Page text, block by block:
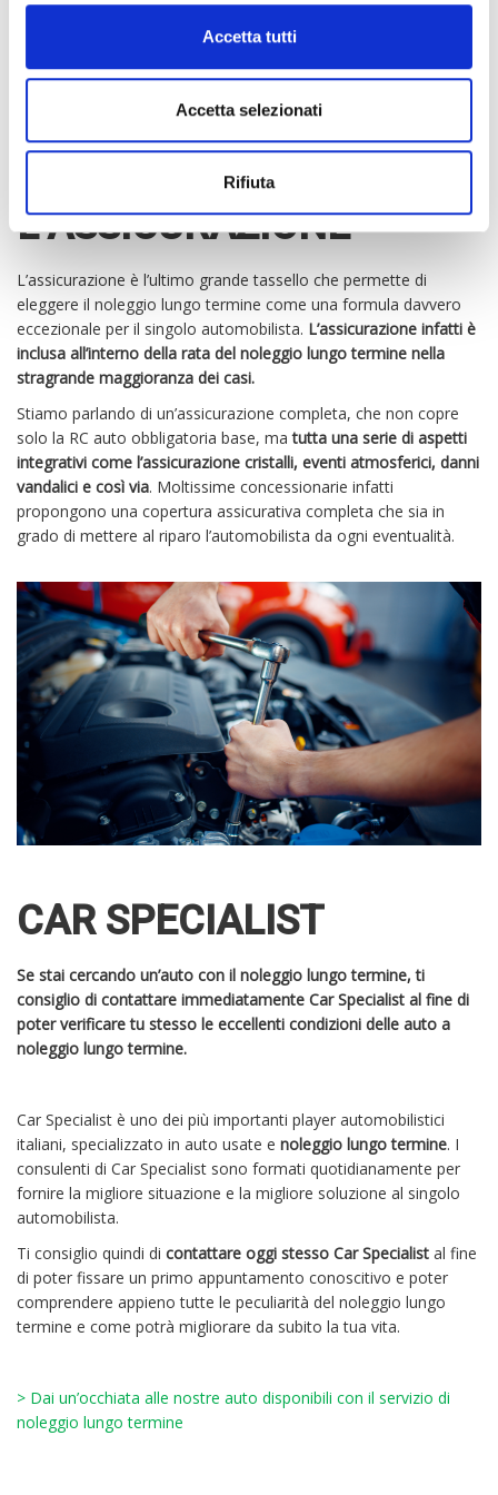
Accetta tutti
Accetta selezionati
Rifiuta
automobilista di non dover pagare alcunché in più rispetto alla
VANTAGGI NOLEGGIO
LUNGO TERMINE:
L’ASSICURAZIONE
L’assicurazione è l’ultimo grande tassello che permette di
eleggere il noleggio lungo termine come una formula davvero
eccezionale per il singolo automobilista. L’assicurazione infatti è
inclusa all’interno della rata del noleggio lungo termine nella
stragrande maggioranza dei casi.
Stiamo parlando di un’assicurazione completa, che non copre
solo la RC auto obbligatoria base, matutta una serie di aspetti
integrativi come l’assicurazione cristalli, eventi atmosferici, danni
vandalici e così via. Moltissime concessionarie infatti
propongono una copertura assicurativa completa che sia in
grado di mettere al riparo l’automobilista da ogni eventualità.
CAR SPECIALIST
Se stai cercando un’auto con il noleggio lungo termine, ti
consiglio di contattare immediatamente Car Specialist al fine di
poter verificare tu stesso le eccellenti condizioni delle auto a
noleggio lungo termine.
Car Specialist è uno dei più importanti player automobilistici
italiani, specializzato in auto usate e noleggio lungo termine. I
consulenti di Car Specialist sono formati quotidianamente per
fornire la migliore situazione e la migliore soluzione al singolo
automobilista.
Ti consiglio quindi di contattare oggi stesso Car Specialist al fine
di poter fissare un primo appuntamento conoscitivo e poter
comprendere appieno tutte le peculiarità del noleggio lungo
termine e come potrà migliorare da subito la tua vita.
> Dai un’occhiata alle nostre auto disponibili con il servizio di
noleggio lungo termine